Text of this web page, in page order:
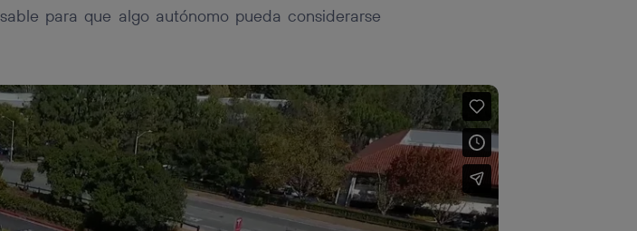
para que algo autónomo pueda considerarse